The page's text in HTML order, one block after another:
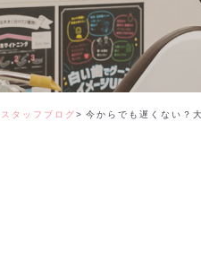
スタッフブログ 今からでも遅くない？